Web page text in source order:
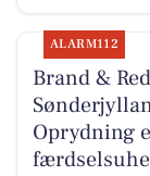
ALARM112
Brand &
Oprydning